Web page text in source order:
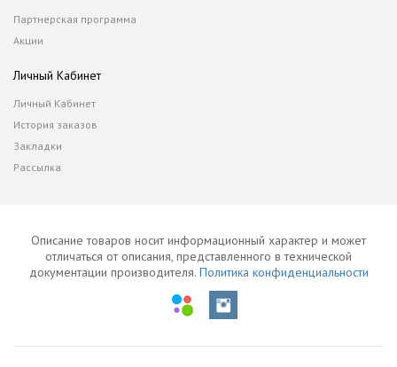
Партнерская программа
Акции
Личный Кабинет
Личный Кабинет
История заказов
Закладки
Рассылка
Описание товаров носит информационный характер и может
отличаться от описания, представленного в технической
документации производителя. Политика конфиденциальности